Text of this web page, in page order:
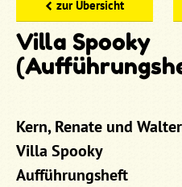
zur Übersicht
Villa Spooky
Kern, Renate und Walter
Villa Spooky
Aufführungsheft